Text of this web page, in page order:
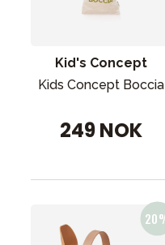
Kid's Concept
Kids Concept Boccia
249 NOK